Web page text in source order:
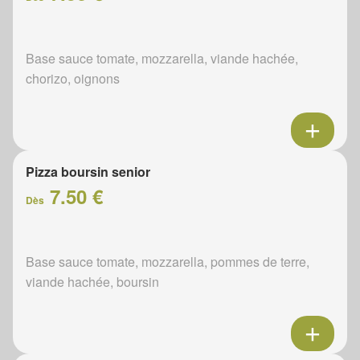
Base sauce tomate, mozzarella, viande hachée,
chorizo, oignons
Pizza boursin senior
Dès 7.50 €
Base sauce tomate, mozzarella, pommes de terre,
viande hachée, boursin